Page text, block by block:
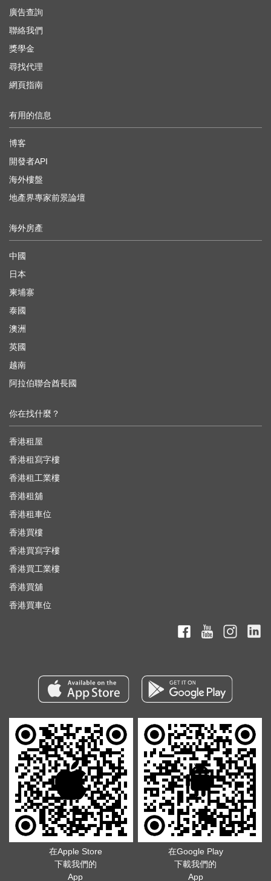
廣告查詢
聯絡我們
獎學金
尋找代理
網頁指南
有用的信息
博客
開發者API
海外樓盤
地產界專家前景論壇
海外房產
中國
日本
柬埔寨
泰國
澳洲
英國
越南
阿拉伯聯合酋長國
你在找什麼？
香港租屋
香港租寫字樓
香港租工業樓
香港租舖
香港租車位
香港買樓
香港買寫字樓
香港買工業樓
香港買舖
香港買車位
在Apple Store
下載我們的
App
在Google Play
下載我們的
App